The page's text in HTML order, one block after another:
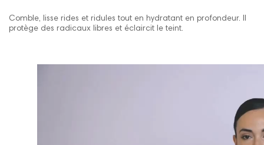
Comble, lisse rides et ridules tout en hydratant en profondeur. Il
protège des radicaux libres et éclaircit le teint.